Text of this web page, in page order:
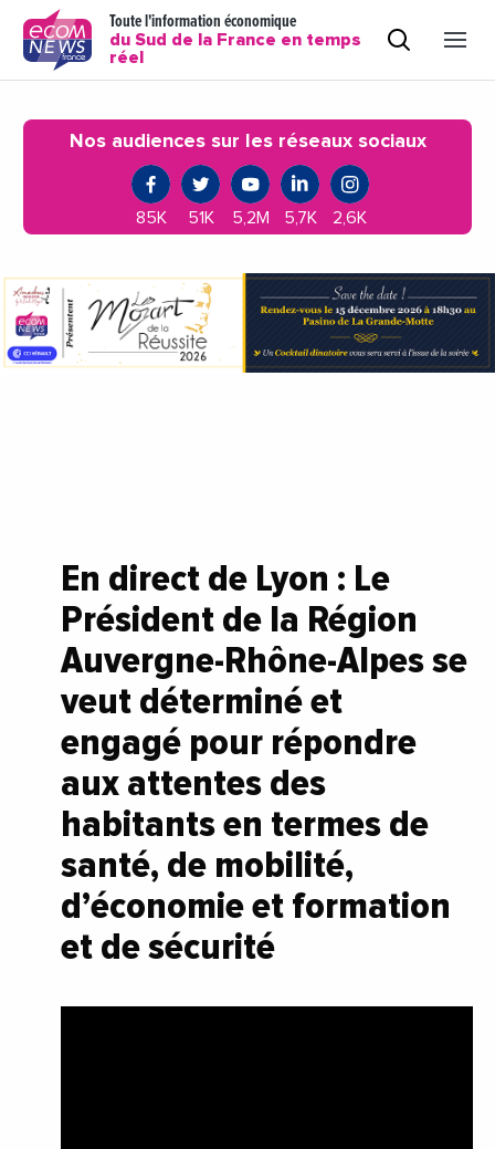
Toute l'information économique
du Sud de la France en temps
réel
Nos audiences sur les réseaux sociaux
85K 51K 5,2M 5,7K 2,6K
En direct de Lyon : Le
Président de la Région
Auvergne-Rhône-Alpes se
veut déterminé et
engagé pour répondre
aux attentes des
habitants en termes de
santé, de mobilité,
d’économie et formation
et de sécurité